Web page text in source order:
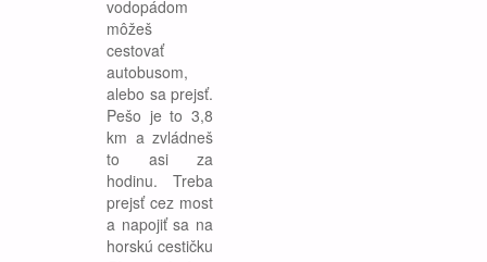
vodopádom
môžeš
cestovať
autobusom,
alebo sa prejsť.
Pešo je to 3,8
km a zvládneš
to asi za
hodinu. Treba
prejsť cez most
a napojiť sa na
horskú cestičku